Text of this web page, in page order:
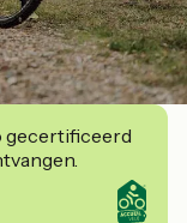
gecertificeerd